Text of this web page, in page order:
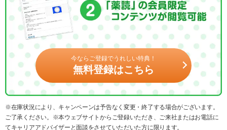
今ならご登録でうれしい特典！
無料登録はこちら
※在庫状況により、キャンペーンは予告なく変更・終了する場合がございます。
ご了承ください。※本ウェブサイトからご登録いただき、ご来社またはお電話に
てキャリアアドバイザーと面談をさせていただいた方に限ります。